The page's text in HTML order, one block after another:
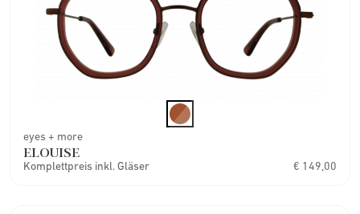
eyes + more
ELOUISE
Komplettpreis inkl. Gläser € 149,00